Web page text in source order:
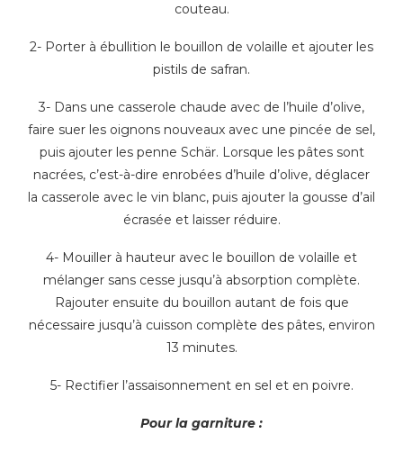
couteau.
2- Porter à ébullition le bouillon de volaille et ajouter les
pistils de safran.
3- Dans une casserole chaude avec de l’huile d’olive,
faire suer les oignons nouveaux avec une pincée de sel,
puis ajouter les penne Schär. Lorsque les pâtes sont
nacrées, c’est-à-dire enrobées d’huile d’olive, déglacer
la casserole avec le vin blanc, puis ajouter la gousse d’ail
écrasée et laisser réduire.
4- Mouiller à hauteur avec le bouillon de volaille et
mélanger sans cesse jusqu’à absorption complète.
Rajouter ensuite du bouillon autant de fois que
nécessaire jusqu’à cuisson complète des pâtes, environ
13 minutes.
5- Rectifier l’assaisonnement en sel et en poivre.
Pour la garniture :